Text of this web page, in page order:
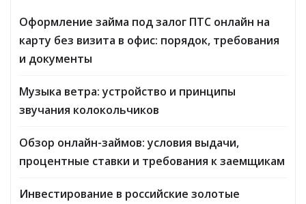
Оформление займа под залог ПТС онлайн на
карту без визита в офис: порядок, требования
и документы
Музыка ветра: устройство и принципы
звучания колокольчиков
Обзор онлайн-займов: условия выдачи,
процентные ставки и требования к заемщикам
Инвестирование в российские золотые